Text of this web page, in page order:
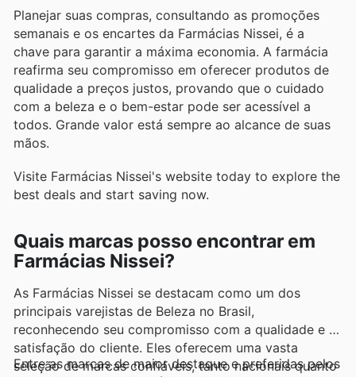
Planejar suas compras, consultando as promoções
semanais e os encartes da Farmácias Nissei, é a
chave para garantir a máxima economia. A farmácia
reafirma seu compromisso em oferecer produtos de
qualidade a preços justos, provando que o cuidado
com a beleza e o bem-estar pode ser acessível a
todos. Grande valor está sempre ao alcance de suas
mãos.
Visite Farmácias Nissei's website today to explore the
best deals and start saving now.
Quais marcas posso encontrar em
Farmácias Nissei?
As Farmácias Nissei se destacam como um dos
principais varejistas de Beleza no Brasil,
reconhecendo seu compromisso com a qualidade e a
satisfação do cliente. Eles oferecem uma vasta
seleção de marcas confiáveis, tanto nacionais quanto
Entre as marcas de maior destaque e preferidas pelos